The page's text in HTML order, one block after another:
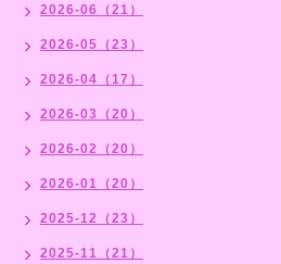
2026-06（21）
2026-05（23）
2026-04（17）
2026-03（20）
2026-02（20）
2026-01（20）
2025-12（23）
2025-11（21）